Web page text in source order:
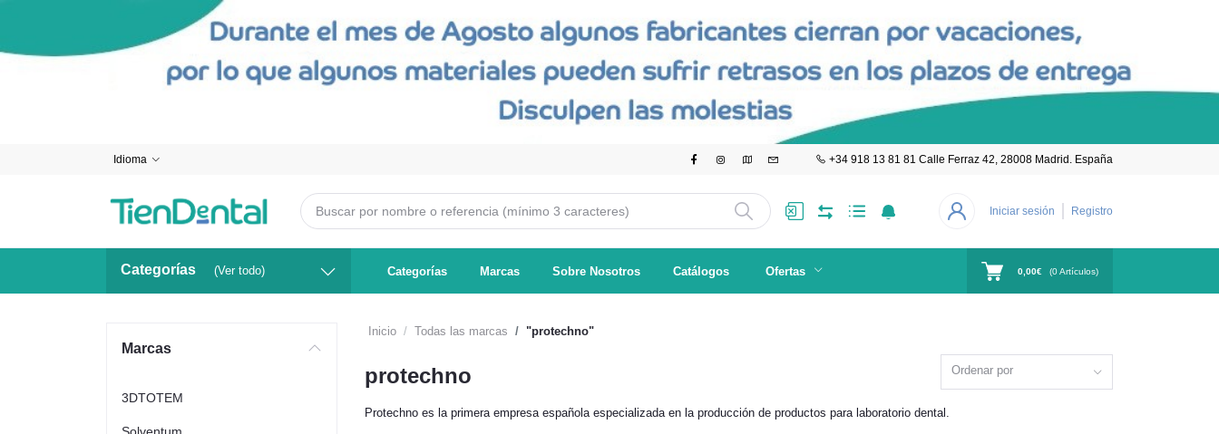
Idioma +34 918 13 81 81 Calle Ferraz 42, 28008 Madrid. España
Iniciar sesión Registro
Categorías (Ver todo) Categorías Marcas Sobre Nosotros Catálogos Ofertas 0,00€ (0Artículos)
Marcas
3DTOTEM
Inicio Todas las marcas "protechno"
protechno Ordenar por
Protechno es la primera empresa española especializada en la producción de productos para laboratorio dental.